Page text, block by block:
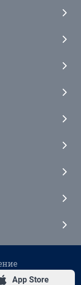
App Store